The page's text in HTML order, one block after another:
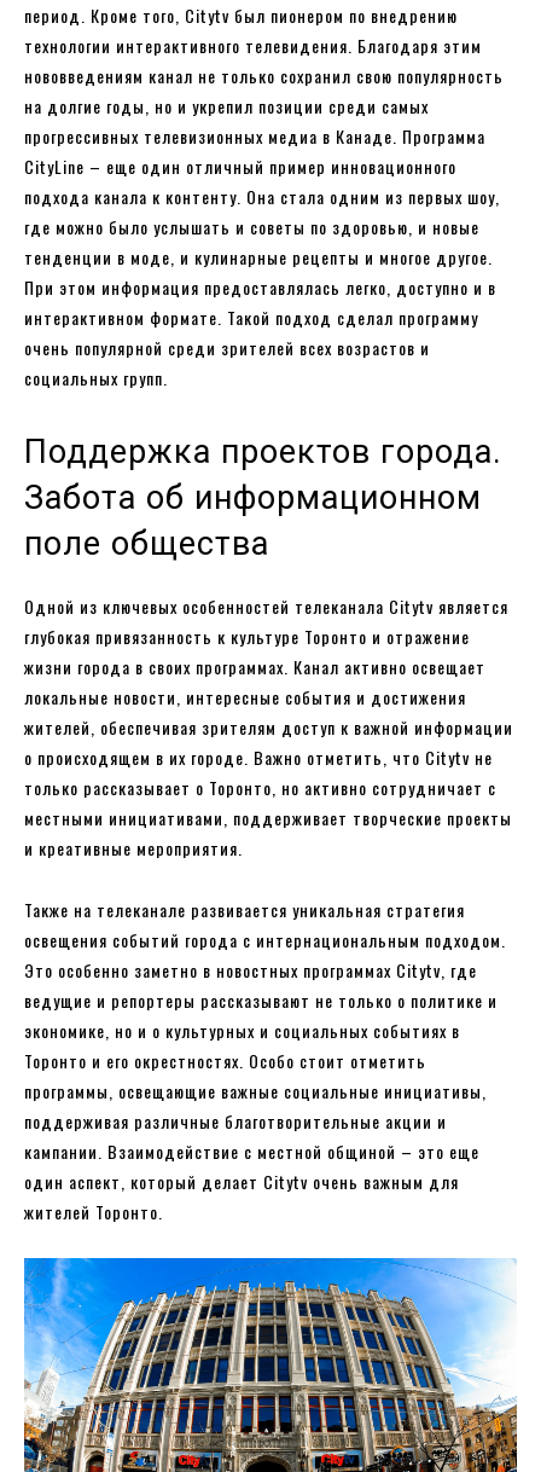
период. Кроме того, Citytv был пионером по внедрению
технологии интерактивного телевидения. Благодаря этим
нововведениям канал не только сохранил свою популярность
на долгие годы, но и укрепил позиции среди самых
прогрессивных телевизионных медиа в Канаде. Программа
CityLine – еще один отличный пример инновационного
подхода канала к контенту. Она стала одним из первых шоу,
где можно было услышать и советы по здоровью, и новые
тенденции в моде, и кулинарные рецепты и многое другое.
При этом информация предоставлялась легко, доступно и в
интерактивном формате. Такой подход сделал программу
очень популярной среди зрителей всех возрастов и
социальных групп.
Поддержка проектов города.
Забота об информационном
поле общества
Одной из ключевых особенностей телеканала Citytv является
глубокая привязанность к культуре Торонто и отражение
жизни города в своих программах. Канал активно освещает
локальные новости, интересные события и достижения
жителей, обеспечивая зрителям доступ к важной информации
о происходящем в их городе. Важно отметить, что Citytv не
только рассказывает о Торонто, но активно сотрудничает с
местными инициативами, поддерживает творческие проекты
и креативные мероприятия.
Также на телеканале развивается уникальная стратегия
освещения событий города с интернациональным подходом.
Это особенно заметно в новостных программах Citytv, где
ведущие и репортеры рассказывают не только о политике и
экономике, но и о культурных и социальных событиях в
Торонто и его окрестностях. Особо стоит отметить
программы, освещающие важные социальные инициативы,
поддерживая различные благотворительные акции и
кампании. Взаимодействие с местной общиной – это еще
один аспект, который делает Citytv очень важным для
жителей Торонто.